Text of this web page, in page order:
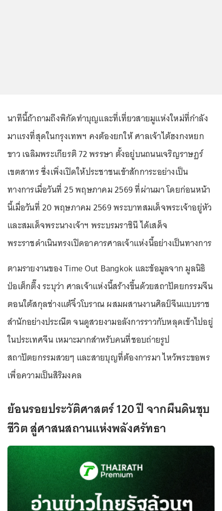
นาทีนี้ถ้าถามถึงพิกัดทำบุญและที่เที่ยวสายมูแห่งใหม่ที่กำลัง
มาแรงที่สุดในกรุงเทพฯ คงต้องยกให้ ศาลเจ้าไต้ฮงกงหยก
ขาว เฉลิมพระเกียรติ 72 พรรษา ตั้งอยู่บนถนนเจริญราษฎร์
เขตสาทร ซึ่งเพิ่งเปิดให้ประชาชนเข้าสักการะอย่างเป็น
ทางการเมื่อวันที่ 25 พฤษภาคม 2569 ที่ผ่านมา โดยก่อนหน้า
นี้เมื่อวันที่ 20 พฤษภาคม 2569 พระบาทสมเด็จพระเจ้าอยู่หัว
และสมเด็จพระนางเจ้าฯ พระบรมราชินี ได้เสด็จ
พระราชดำเนินทรงเปิดอาคารศาลเจ้าแห่งนี้อย่างเป็นทางการ
ตามรายงานของ Time Out Bangkok และข้อมูลจาก มูลนิธิ
ป่อเต็กตึ๊ง ระบุว่า ศาลเจ้าแห่งนี้สร้างขึ้นด้วยสถาปัตยกรรมจีน
ตอนใต้สกุลช่างแต้จิ๋วโบราณ ผสมผสานงานศิลป์จีนแบบราช
สำนักอย่างประณีต จนดูสวยงามอลังการราวกับหลุดเข้าไปอยู่
ในประเทศจีน เหมาะมากสำหรับคนที่ชอบถ่ายรูป
สถาปัตยกรรมสวยๆ และสายบุญที่ต้องการมา ไหว้พระขอพร
เพื่อความเป็นสิริมงคล
ย้อนรอยประวัติศาสตร์ 120 ปี จากผืนดินชุบ
ชีวิต สู่ศาสนสถานแห่งพลังศรัทธา